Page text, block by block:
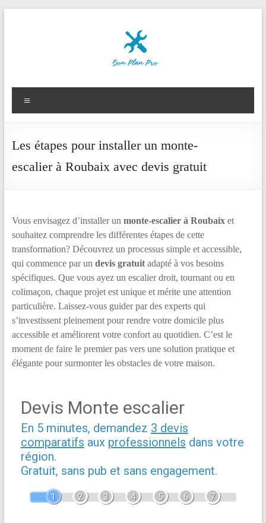
Le
Bon
Plan
des
Pros
Les étapes pour installer un monte-
escalier à Roubaix avec devis gratuit
Vous envisagez d’installer un monte-escalier à Roubaixet
souhaitez comprendre les différentes étapes de cette
transformation? Découvrez un processus simple et accessible,
qui commence par un devis gratuitadapté à vos besoins
spécifiques. Que vous ayez un escalier droit, tournant ou en
colimaçon, chaque projet est unique et mérite une attention
particulière. Laissez-vous guider par des experts qui
s’investissent pleinement pour rendre votre domicile plus
accessible et améliorent votre confort au quotidien. C’est le
moment de faire le premier pas vers une solution pratique et
élégante pour surmonter les obstacles de votre maison.
Devis Monte escalier
En 5 minutes, demandez 3 devis
comparatifs aux professionnels dans votre
région.
Gratuit, sans pub et sans engagement.
1 2 3 4 5 6 7